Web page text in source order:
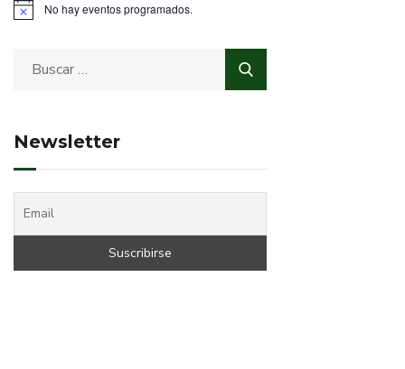
No hay eventos programados.
Newsletter